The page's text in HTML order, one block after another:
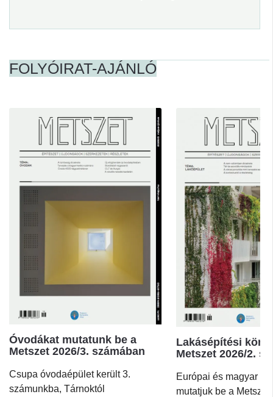
FOLYÓIRAT-AJÁNLÓ
Óvodákat mutatunk be a
Metszet 2026/3. számában
Csupa óvodaépület került 3.
számunkba, Tárnoktól
Lakásépítési
Metszet 2026/2.
Európai és magyar
mutatjuk be a